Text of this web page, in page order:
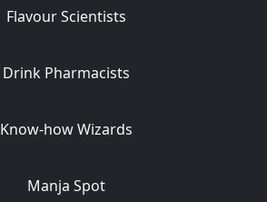
Flavour Scientists
Drink Pharmacists
Know-how Wizards
Manja Spot